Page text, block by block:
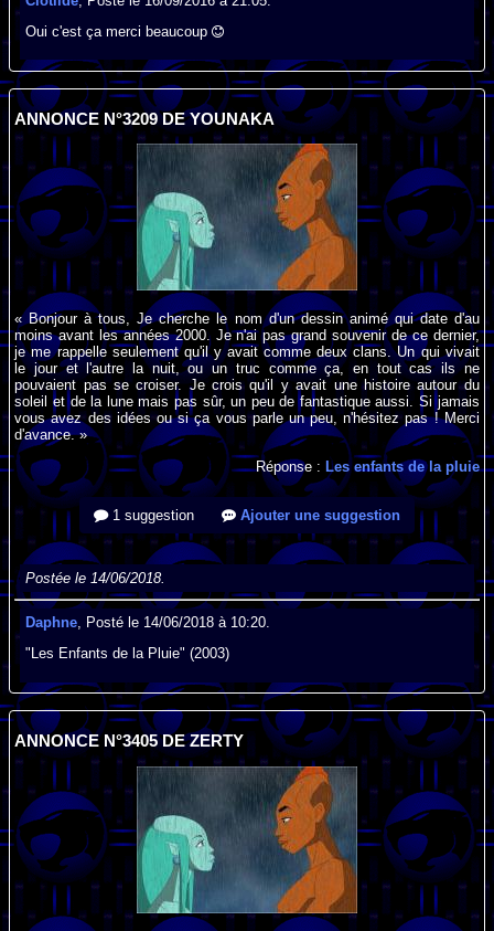
Oui c'est ça merci beaucoup
ANNONCE N°3209 DE YOUNAKA
« Bonjour à tous, Je cherche le nom d'un dessin animé qui date d'au
moins avant les années 2000. Je n'ai pas grand souvenir de ce dernier,
je me rappelle seulement qu'il y avait comme deux clans. Un qui vivait
le jour et l'autre la nuit, ou un truc comme ça, en tout cas ils ne
pouvaient pas se croiser. Je crois qu'il y avait une histoire autour du
soleil et de la lune mais pas sûr, un peu de fantastique aussi. Si jamais
vous avez des idées ou si ça vous parle un peu, n'hésitez pas ! Merci
d'avance. »
Réponse : Les enfants de la pluie
1 suggestion Ajouter une suggestion
Postée le 14/06/2018.
Daphne, Posté le 14/06/2018 à 10:20.
"Les Enfants de la Pluie" (2003)
ANNONCE N°3405 DE ZERTY